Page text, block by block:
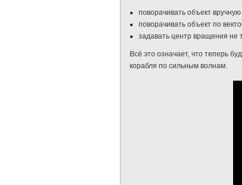
поворачивать объект
поворачивать объект по
задавать центр вращения не
Всё это означает, что теперь
корабля по сильным волнам.